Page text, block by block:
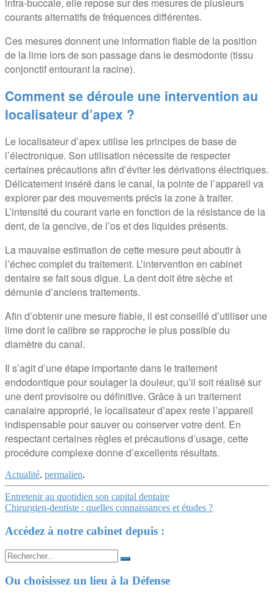
courants alternatifs de fréquences différentes.
Ces mesures donnent une information fiable de la position
de la lime lors de son passage dans le desmodonte (tissu
conjonctif entourant la racine).
Comment se déroule une intervention au
localisateur d’apex ?
Le localisateur d’apex utilise les principes de base de
l’électronique. Son utilisation nécessite de respecter
certaines précautions afin d’éviter les dérivations électriques.
Délicatement inséré dans le canal, la pointe de l’appareil va
explorer par des mouvements précis la zone à traiter.
L’intensité du courant varie en fonction de la résistance de la
dent, de la gencive, de l’os et des liquides présents.
La mauvaise estimation de cette mesure peut aboutir à
l’échec complet du traitement. L’intervention en cabinet
dentaire se fait sous digue. La dent doit être sèche et
démunie d’anciens traitements.
Afin d’obtenir une mesure fiable, il est conseillé d’utiliser une
lime dont le calibre se rapproche le plus possible du
diamètre du canal.
Il s’agit d’une étape importante dans le traitement
endodontique pour soulager la douleur, qu’il soit réalisé sur
une dent provisoire ou définitive. Grâce à un traitement
canalaire approprié, le localisateur d’apex reste l’appareil
indispensable pour sauver ou conserver votre dent. En
respectant certaines règles et précautions d’usage, cette
procédure complexe donne d’excellents résultats.
Actualité. permalien.
Navigation
Article
Entretenir au quotidien son capital dentaire
Chirurgien-dentiste : quelles connaissances et études ?
Accédez à notre cabinet depuis :
Search
for:
Ou choisissez un lieu à la Défense